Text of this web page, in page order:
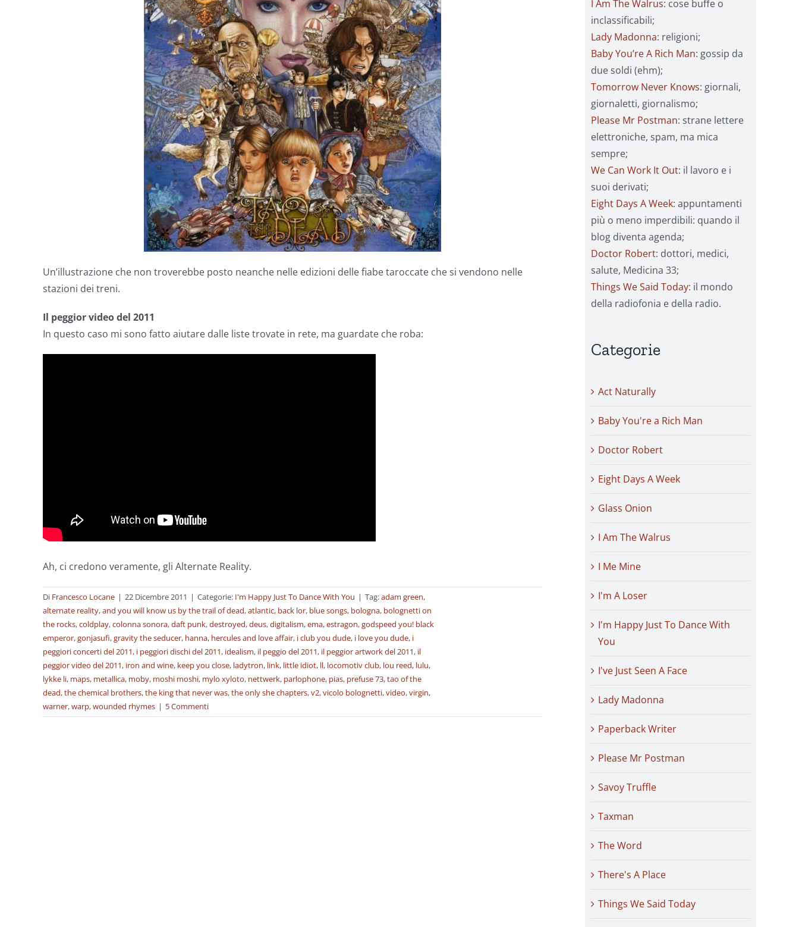
Un’illustrazione che non troverebbe posto neanche nelle edizioni delle fiabe taroccate che si vendono nelle
stazioni dei treni.
Il peggior video del 2011
In questo caso mi sono fatto aiutare dalle liste trovate in rete, ma guardate che roba:
Ah, ci credono veramente, gli Alternate Reality.
Di Francesco Locane | 22 Dicembre 2011 | Categorie: I'm Happy Just To Dance With You | Tag:adam green,
alternate reality,and you will know us by the trail of dead,atlantic, back lor, blue songs, bologna, bolognetti on
the rocks,coldplay,colonna sonora,daft punk,destroyed,deus,digitalism,ema,estragon,godspeed you! black
emperor,gonjasufi,gravity the seducer, hanna, hercules and love affair, i club you dude, i love you dude, i
peggiori concerti del 2011, i peggiori dischi del 2011, idealism, il peggio del 2011, il peggior artwork del 2011, il
peggior video del 2011, iron and wine, keep you close, ladytron, link, little idiot, ll, locomotiv club, lou reed, lulu,
lykke li, maps, metallica, moby, moshi moshi, mylo xyloto, nettwerk, parlophone, pias, prefuse 73,tao of the
dead,the chemical brothers,the king that never was,the only she chapters,v2,vicolo bolognetti,video,virgin,
warner,warp,wounded rhymes | 5 Commenti
I Am The Walrus: cose buffe o
inclassificabili;
Lady Madonna: religioni;
Baby You’re A Rich Man: gossip da
due soldi (ehm);
Tomorrow Never Knows: giornali,
giornaletti, giornalismo;
Please Mr Postman: strane lettere
elettroniche, spam, ma mica
sempre;
We Can Work It Out: il lavoro e i
suoi derivati;
Eight Days A Week: appuntamenti
più o meno imperdibili: quando il
blog diventa agenda;
Doctor Robert: dottori, medici,
salute, Medicina 33;
Things We Said Today: il mondo
della radiofonia e della radio.
Categorie
Act Naturally
Baby You're a Rich Man
Doctor Robert
Eight Days A Week
Glass Onion
I Am The Walrus
I Me Mine
I'm A Loser
I'm Happy Just To Dance With
You
I've Just Seen A Face
Lady Madonna
Paperback Writer
Please Mr Postman
Savoy Truffle
Taxman
The Word
There's A Place
Things We Said Today